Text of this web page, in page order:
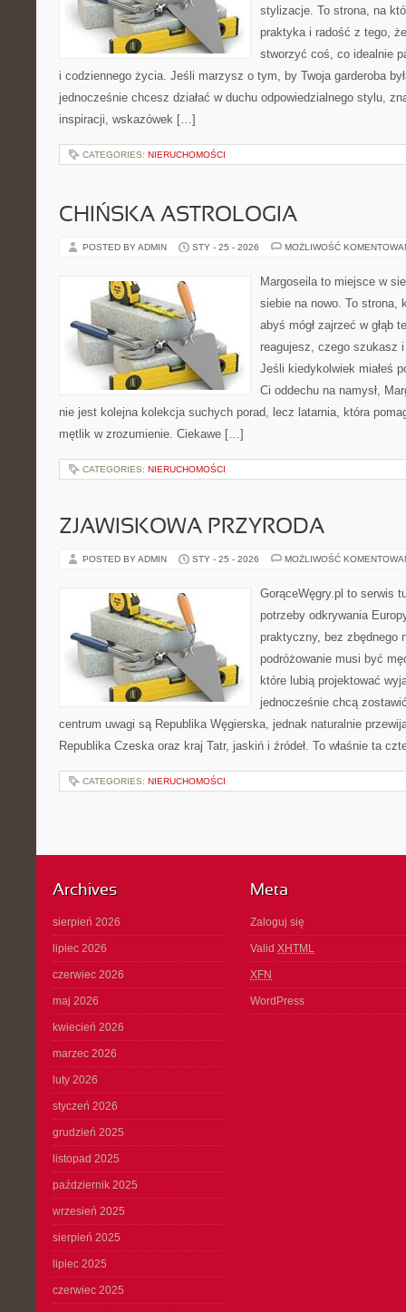
stylizacje. To strona, na
praktyka i radość z tego,
stworzyć coś, co idealnie
i codziennego życia. Jeśli marzysz o tym, by Twoja garderoba
jednocześnie chcesz działać w duchu odpowiedzialnego stylu,
inspiracji, wskazówek […]
CATEGORIES: NIERUCHOMOŚCI
CHIŃSKA ASTROLOGIA
POSTED BY ADMIN STY - 25 - 2026 MOŻLIWOŚĆ
Margoseila to miejsce w
siebie na nowo. To strona,
abyś mógł zajrzeć w głąb
reagujesz, czego szukasz
Jeśli kiedykolwiek miałeś
Ci oddechu na namysł,
nie jest kolejna kolekcja suchych porad, lecz latarnia, która
mętlik w zrozumienie. Ciekawe […]
CATEGORIES: NIERUCHOMOŚCI
ZJAWISKOWA PRZYRODA
POSTED BY ADMIN STY - 25 - 2026 MOŻLIWOŚĆ
GorąceWęgry.pl to serwis
potrzeby odkrywania
praktyczny, bez zbędnego
podróżowanie musi być
które lubią projektować
jednocześnie chcą
centrum uwagi są Republika Węgierska, jednak naturalnie
Republika Czeska oraz kraj Tatr, jaskiń i źródeł. To właśnie ta
CATEGORIES: NIERUCHOMOŚCI
Archives
sierpień 2026
lipiec 2026
czerwiec 2026
maj 2026
kwiecień 2026
marzec 2026
luty 2026
styczeń 2026
grudzień 2025
listopad 2025
październik 2025
wrzesień 2025
sierpień 2025
lipiec 2025
czerwiec 2025
Meta
Zaloguj się
Valid XHTML
XFN
WordPress